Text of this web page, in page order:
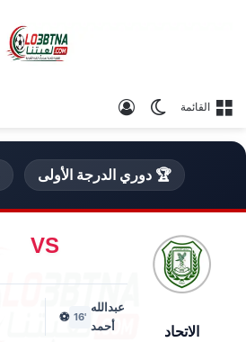
القائمة الوضع المظلم
🏆 دوري الدرجة الأولى
الاتحاد
VS
عبدالله
أحمد
'16
⚽